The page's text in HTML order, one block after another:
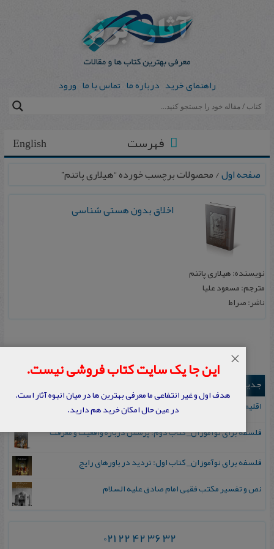
راهنمای خرید درباره ما تماس با ما ورود
English فهرست
صفحه اول/ محصولات برچسب خورده “هیلاری پاتنم”
اخلاق بدون هستی‌ شناسی
نویسنده: هیلاری پاتنم
مترجم: مسعود علیا
ناشر: صراط
جدیدترین ها
اقلیم مورخان؛ مهارت‌های تاریخ ورزی علمی
فلسفه برای نوآموزان_ کتاب دوم: پرسش درباره واقعیت و معرفت
فلسفه برای نوآموزان_ کتاب اول: تردید در باورهای رایج
نص و تفسیر مکتب فقهی امام صادق علیه السلام
021 22 42 36 32
این جا یک سایت کتاب فروشی نیست.
هدف اول و غیر انتفاعی ما معرفی بهترین ها در میان انبوه آثار است.
در عین حال امکان خرید هم دارید.
×